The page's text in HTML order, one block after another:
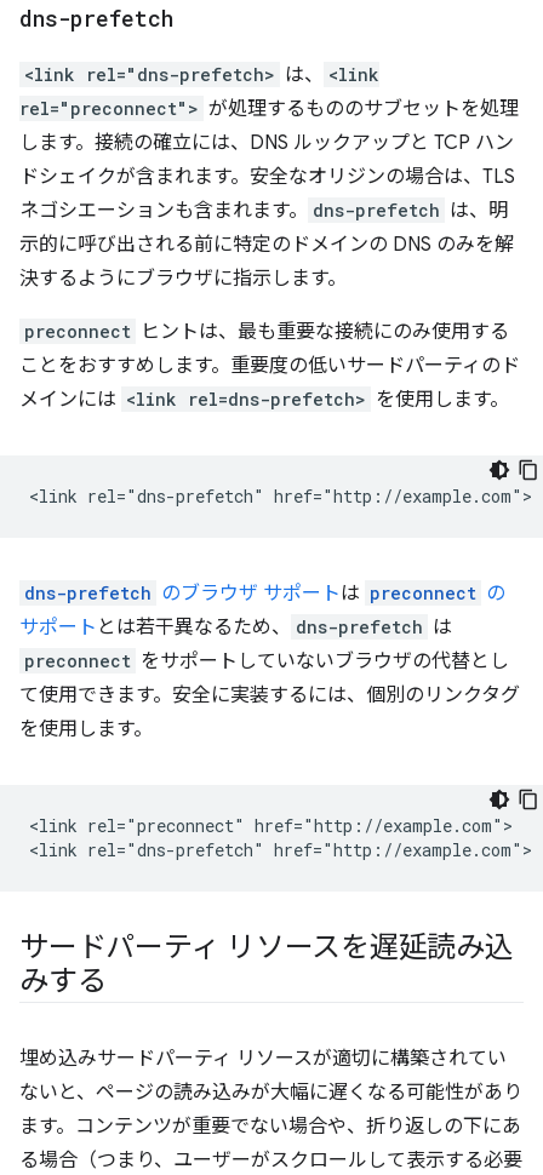
dns-prefetch
<link rel="dns-prefetch> は、
<link
rel="preconnect"> が処理するもののサブセットを処理
します。接続の確立には、DNS ルックアップと TCP ハン
ドシェイクが含まれます。安全なオリジンの場合は、TLS
ネゴシエーションも含まれます。
dns-prefetch は、明
示的に呼び出される前に特定のドメインの DNS のみを解
決するようにブラウザに指示します。
preconnect ヒントは、最も重要な接続にのみ使用する
ことをおすすめします。重要度の低いサードパーティのド
メインには <link rel=dns-prefetch> を使用します。
dns-prefetch のブラウザ サポートは preconnect の
サポート とは若干異なるため、 dns-prefetch は
preconnect をサポートしていないブラウザの代替とし
て使用できます。安全に実装するには、個別のリンクタグ
を使用します。
<link rel="preconnect" href="http://example.com">
サードパーティ リソースを遅延読み込
みする
埋め込みサードパーティ リソースが適切に構築されてい
ないと、ページの読み込みが大幅に遅くなる可能性があり
ます。コンテンツが重要でない場合や、折り返しの下にあ
る場合（つまり、ユーザーがスクロールして表示する必要